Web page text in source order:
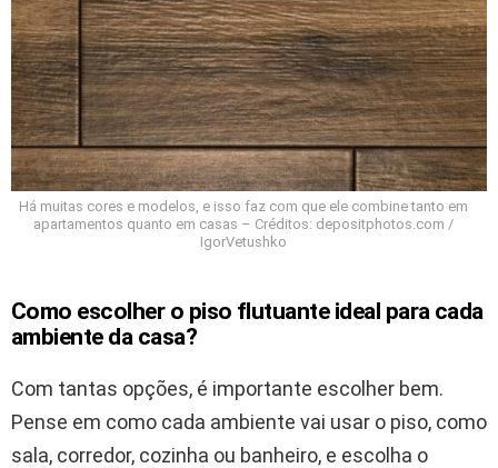
Há muitas cores e modelos, e isso faz com que ele combine tanto em
apartamentos quanto em casas – Créditos: depositphotos.com /
IgorVetushko
Como escolher o piso flutuante ideal para cada
ambiente da casa?
Com tantas opções, é importante escolher bem.
Pense em como cada ambiente vai usar o piso, como
sala, corredor, cozinha ou banheiro, e escolha o